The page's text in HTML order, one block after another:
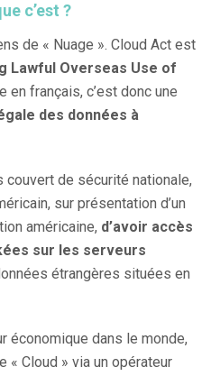
c’est ?
de « Nuage ». Cloud Act est
Lawful Overseas Use of
en français, c’est donc une
des données à
de sécurité nationale,
sur présentation d’un
américaine, d’avoir accès
sur les serveurs
étrangères situées en
économique dans le monde,
Cloud » via un opérateur